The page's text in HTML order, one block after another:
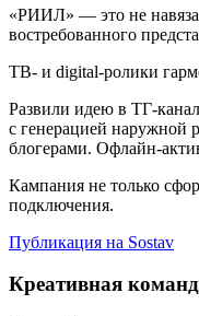
«РИИЛ» — это не
востребованного
ТВ- и digital-ролики
Развили идею в TГ-
с генерацией наружной
блогерами. Офлайн-
Кампания не только
подключения.
Публикация на Sostav
Креативная